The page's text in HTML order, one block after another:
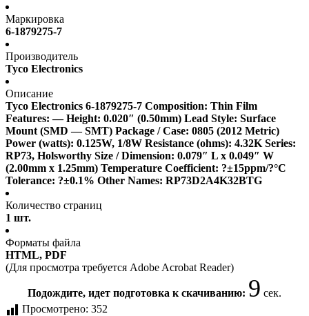
Маркировка
6-1879275-7
Производитель
Tyco Electronics
Описание
Tyco Electronics 6-1879275-7 Composition: Thin Film
Features: — Height: 0.020″ (0.50mm) Lead Style: Surface
Mount (SMD — SMT) Package / Case: 0805 (2012 Metric)
Power (watts): 0.125W, 1/8W Resistance (ohms): 4.32K Series:
RP73, Holsworthy Size / Dimension: 0.079″ L x 0.049″ W
(2.00mm x 1.25mm) Temperature Coefficient: ?±15ppm/?°C
Tolerance: ?±0.1% Other Names: RP73D2A4K32BTG
Количество страниц
1 шт.
Форматы файла
HTML, PDF
(Для просмотра требуется Adobe Acrobat Reader)
Подождите, идет подготовка к скачиванию: 9 сек.
Просмотрено: 352